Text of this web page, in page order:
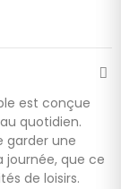
est conçue
quotidien.
garder une
journée, que ce
de loisirs.